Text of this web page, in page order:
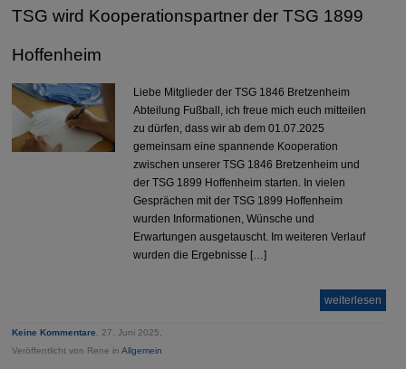
TSG wird Kooperationspartner der TSG 1899
Hoffenheim
Liebe Mitglieder der TSG 1846 Bretzenheim
Abteilung Fußball, ich freue mich euch mitteilen
zu dürfen, dass wir ab dem 01.07.2025
gemeinsam eine spannende Kooperation
zwischen unserer TSG 1846 Bretzenheim und
der TSG 1899 Hoffenheim starten. In vielen
Gesprächen mit der TSG 1899 Hoffenheim
wurden Informationen, Wünsche und
Erwartungen ausgetauscht. Im weiteren Verlauf
wurden die Ergebnisse […]
weiterlesen
Keine Kommentare
, 27. Juni 2025,
Veröffentlicht von Rene inAllgemein